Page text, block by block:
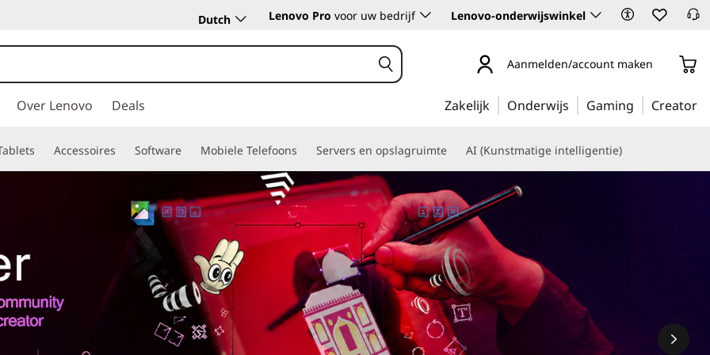
Dutch Lenovo Pro voor uw bedrijf Lenovo-onderwijswinkel
Aanmelden/account maken
Over Lenovo Deals Zakelijk Onderwijs Gaming Creator
Accessoires Software Mobiele Telefoons Servers en opslagruimte AI (Kunstmatige intelligentie)